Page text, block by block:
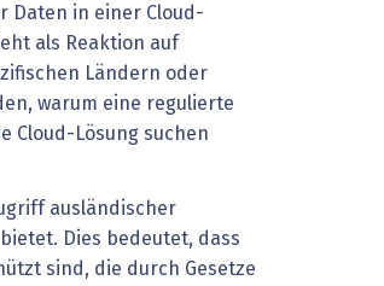
Daten in einer Cloud-
als Reaktion auf
Ländern oder
warum eine regulierte
Cloud-Lösung suchen
ausländischer
Dies bedeutet, dass
sind, die durch Gesetze